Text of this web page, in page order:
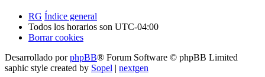
RG Índice general
Todos los horarios son UTC-04:00
Borrar cookies
Desarrollado porphpBB® Forum Software © phpBB Limited
saphic style created by Sopel | nextgen